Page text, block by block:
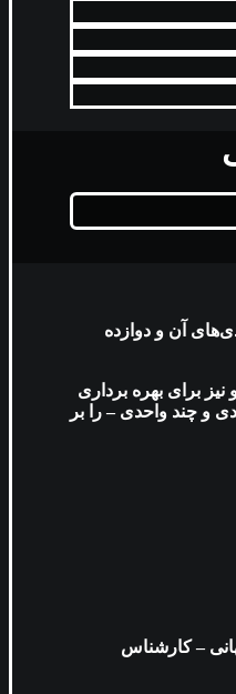
آن و دوازده
برای بهره برداری
و چند واحدی – را بر
– کارشناس